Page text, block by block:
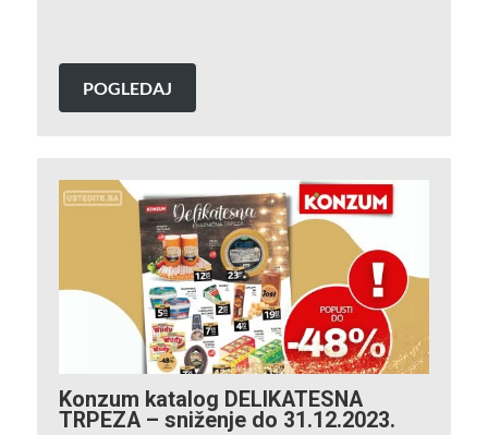
POGLEDAJ
Konzum katalog DELIKATESNA
TRPEZA – sniženje do 31.12.2023.